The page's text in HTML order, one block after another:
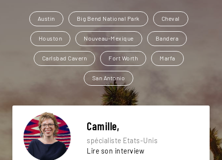
Austin Big Bend National Park Cheval
Houston Nouveau-Mexique Bandera
Carlsbad Cavern Fort Worth Marfa
San Antonio
Camille,
spécialiste Etats-Unis
Lire son interview